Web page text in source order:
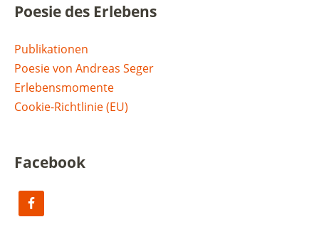
Poesie des Erlebens
Publikationen
Poesie von Andreas Seger
Erlebensmomente
Cookie-Richtlinie (EU)
Facebook